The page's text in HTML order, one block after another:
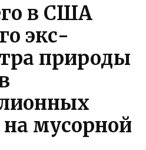
в США
экс-
природы
мусорной